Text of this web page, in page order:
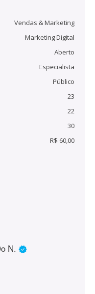
Vendas & Marketing
Marketing Digital
Aberto
Especialista
Público
23
22
30
R$ 60,00
N.